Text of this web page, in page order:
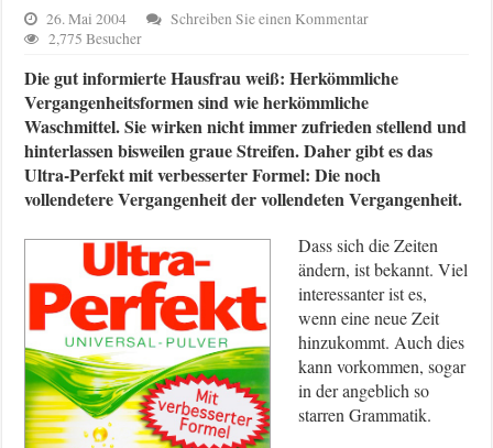
26. Mai 2004
Schreiben Sie einen Kommentar
2,775 Besucher
Die gut informierte Hausfrau weiß: Herkömmliche
Vergangenheitsformen sind wie herkömmliche
Waschmittel. Sie wirken nicht immer zufrieden stellend und
hinterlassen bisweilen graue Streifen. Daher gibt es das
Ultra-Perfekt mit verbesserter Formel: Die noch
vollendetere Vergangenheit der vollendeten Vergangenheit.
Dass sich die Zeiten
ändern, ist bekannt. Viel
interessanter ist es,
wenn eine neue Zeit
hinzukommt. Auch dies
kann vorkommen, sogar
in der angeblich so
starren Grammatik.